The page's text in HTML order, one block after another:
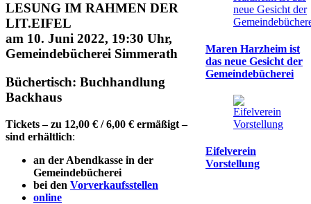
LESUNG IM RAHMEN DER
LIT.EIFEL
am 10. Juni 2022, 19:30 Uhr,
Gemeindebücherei Simmerath
Büchertisch: Buchhandlung
Backhaus
Tickets – zu 12,00 € / 6,00 € ermäßigt –
sind erhältlich:
an der Abendkasse in der
Gemeindebücherei
bei den Vorverkaufsstellen
online
Maren Harzheim ist
das neue Gesicht der
Gemeindebücherei
Eifelverein
Vorstellung